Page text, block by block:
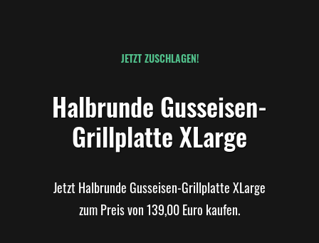
JETZT ZUSCHLAGEN!
Halbrunde Gusseisen-
Grillplatte XLarge
Jetzt Halbrunde Gusseisen-Grillplatte XLarge
zum Preis von 139,00 Euro kaufen.